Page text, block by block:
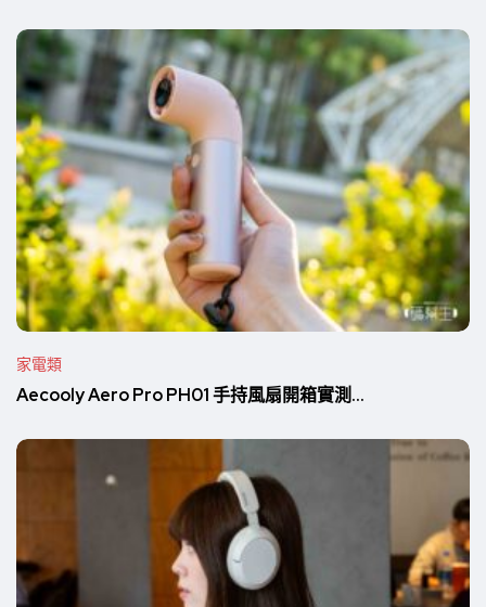
家電類
Aecooly Aero Pro PH01 手持風扇開箱實測...